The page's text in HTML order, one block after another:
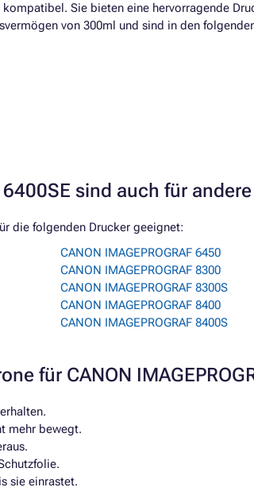
kompatibel. Sie bieten eine hervorragende
von 300ml und sind in den
6400SE sind auch für
die folgenden Drucker geeignet:
CANON IMAGEPROGRAF 6450
CANON IMAGEPROGRAF 8300
CANON IMAGEPROGRAF 8300S
CANON IMAGEPROGRAF 8400
CANON IMAGEPROGRAF 8400S
für CANON
mehr bewegt.
sie einrastet.